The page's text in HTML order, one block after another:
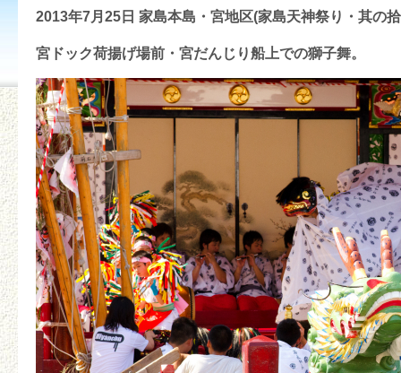
2013年7月25日 家島本島・宮地区(家島天神祭り・其の
宮ドック荷揚げ場前・宮だんじり船上での獅子舞。